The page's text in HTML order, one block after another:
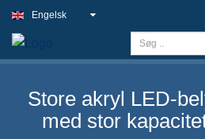
Kapacitet
Slim Light-skilt
Udendørs pubskilt
Engelsk
Store akryl LED-
med stor